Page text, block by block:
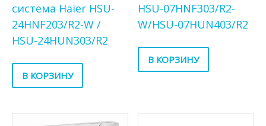
система Haier HSU-
24HNF203/R2-W /
HSU-24HUN303/R2
В КОРЗИНУ
HSU-07HNF303/R2-
W/HSU-07HUN403/R2
В КОРЗИНУ